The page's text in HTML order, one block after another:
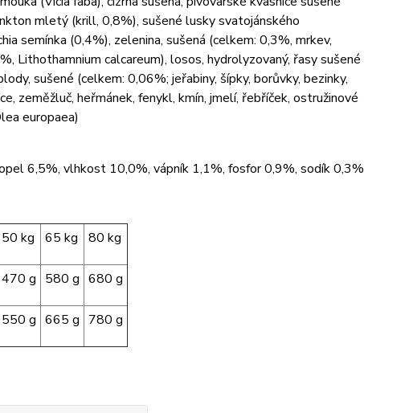
mletý (krill, 0,8%), sušené lusky svatojánského
semínka (0,4%), zelenina, sušená (celkem: 0,3%, mrkev,
Lithothamnium calcareum), losos, hydrolyzovaný, řasy sušené
sušené (celkem: 0,06%; jeřabiny, šípky, borůvky, bezinky,
zeměžluč, heřmánek, fenykl, kmín, jmelí, řebříček, ostružinové
europaea)
6,5%, vlhkost 10,0%, vápník 1,1%, fosfor 0,9%, sodík 0,3%
50 kg 65 kg 80 kg
470 g 580 g 680 g
550 g 665 g 780 g